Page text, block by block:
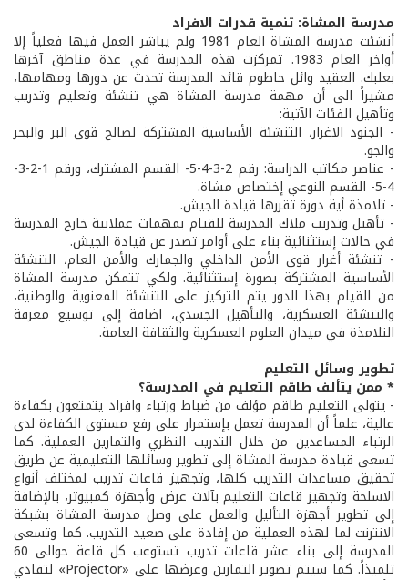
مدرسة المشاة: تنمية قدرات الافراد
أنشئت مدرسة المشاة العام 1981 ولم يباشر العمل فيها فعلياً إلا
أواخر العام 1983. تمركزت هذه المدرسة في عدة مناطق آخرها
بعلبك. العقيد وائل حاطوم قائد المدرسة تحدث عن دورها ومهامها،
مشيراً الى أن مهمة مدرسة المشاة هي تنشئة وتعليم وتدريب
وتأهيل الفئات الآتية:
- الجنود الاغرار، التنشئة الأساسية المشتركة لصالح قوى البر والبحر
والجو.
- عناصر مكاتب الدراسة: رقم 2-3-4-5- القسم المشترك، ورقم 1-2-3-
4-5- القسم النوعي إختصاص مشاة.
- تلامذة أية دورة تقررها قيادة الجيش.
- تأهيل وتدريب ملاك المدرسة للقيام بمهمات عملانية خارج المدرسة
في حالات إستثنائية بناء على أوامر تصدر عن قيادة الجيش.
- تنشئة أغرار قوى الأمن الداخلي والجمارك والأمن العام، التنشئة
الأساسية المشتركة بصورة إستثنائية. ولكي تتمكن مدرسة المشاة
من القيام بهذا الدور يتم التركيز على التنشئة المعنوية والوطنية،
والتنشئة العسكرية، والتأهيل الجسدي، اضافة إلى توسيع معرفة
التلامذة في ميدان العلوم العسكرية والثقافة العامة.
تطوير وسائل التعليم
* ممن يتألف طاقم التعليم في المدرسة؟
- يتولى التعليم طاقم مؤلف من ضباط ورتباء وافراد يتمتعون بكفاءة
عالية، علماً أن المدرسة تعمل بإستمرار على رفع مستوى الكفاءة لدى
الرتباء المساعدين من خلال التدريب النظري والتمارين العملية. كما
تسعى قيادة مدرسة المشاة إلى تطوير وسائلها التعليمية عن طريق
تحقيق مساعدات التدريب كلها، وتجهيز قاعات تدريب لمختلف أنواع
الاسلحة وتجهيز قاعات التعليم بآلات عرض وأجهزة كمبيوتر، بالإضافة
إلى تطوير أجهزة التأليل والعمل على وصل مدرسة المشاة بشبكة
الانترنت لما لهذه العملية من إفادة على صعيد التدريب. كما وتسعى
المدرسة إلى بناء عشر قاعات تدريب تستوعب كل قاعة حوالى 60
تلميذاً. كما سيتم تصوير التمارين وعرضها على «Projector» لتفادي